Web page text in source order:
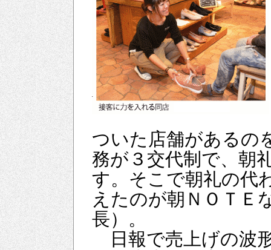
ついた店舗があるの
務が３交代制で、朝
す。そこで朝礼の代
えたのが朝ＮＯＴＥ
長）。
日報で売上げの波